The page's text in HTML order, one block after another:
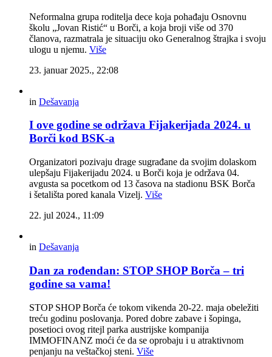
Neformalna grupa roditelja dece koja pohađaju Osnovnu
školu „Jovan Ristić“ u Borči, a koja broji više od 370
članova, razmatrala je situaciju oko Generalnog štrajka i svoju
ulogu u njemu. Više
23. januar 2025., 22:08
in Dešavanja
I ove godine se održava Fijakerijada 2024. u
Borči kod BSK-a
Organizatori pozivaju drage sugrađane da svojim dolaskom
ulepšaju Fijakerijadu 2024. u Borči koja je održava 04.
avgusta sa pocetkom od 13 časova na stadionu BSK Borča
i šetališta pored kanala Vizelj. Više
22. jul 2024., 11:09
in Dešavanja
Dan za rođendan: STOP SHOP Borča – tri
godine sa vama!
STOP SHOP Borča će tokom vikenda 20-22. maja obeležiti
treću godinu poslovanja. Pored dobre zabave i šopinga,
posetioci ovog ritejl parka austrijske kompanija
IMMOFINANZ moći će da se oprobaju i u atraktivnom
penjanju na veštačkoj steni. Više